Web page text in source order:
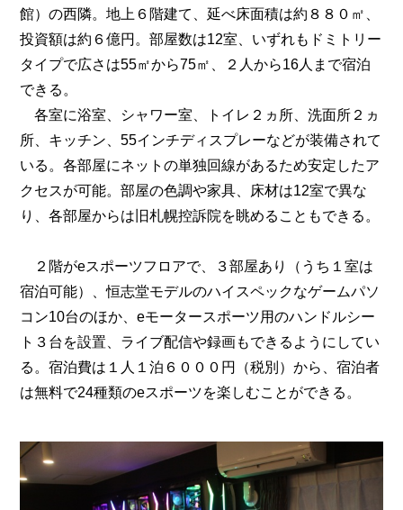
館）の西隣。地上６階建て、延べ床面積は約８８０㎡、
投資額は約６億円。部屋数は12室、いずれもドミトリー
タイプで広さは55㎡から75㎡、２人から16人まで宿泊
できる。
各室に浴室、シャワー室、トイレ２ヵ所、洗面所２ヵ
所、キッチン、55インチディスプレーなどが装備されて
いる。各部屋にネットの単独回線があるため安定したア
クセスが可能。部屋の色調や家具、床材は12室で異な
り、各部屋からは旧札幌控訴院を眺めることもできる。
２階がeスポーツフロアで、３部屋あり（うち１室は
宿泊可能）、恒志堂モデルのハイスペックなゲームパソ
コン10台のほか、eモータースポーツ用のハンドルシー
ト３台を設置、ライブ配信や録画もできるようにしてい
る。宿泊費は１人１泊６０００円（税別）から、宿泊者
は無料で24種類のeスポーツを楽しむことができる。